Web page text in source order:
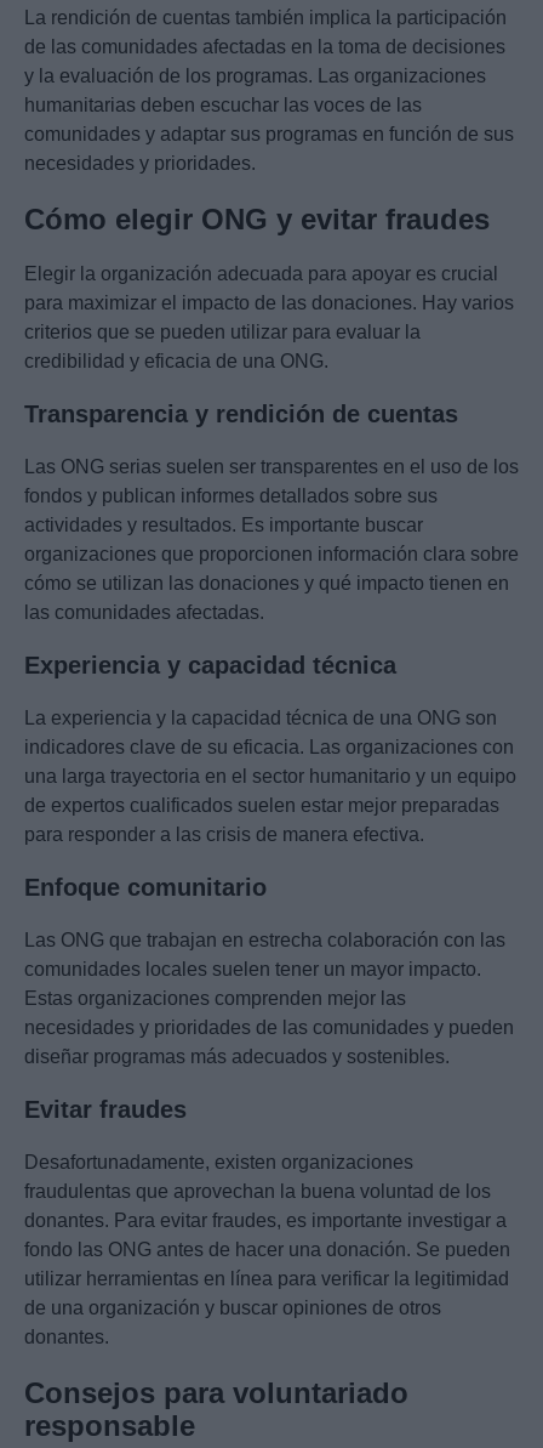
La rendición de cuentas también implica la participación
de las comunidades afectadas en la toma de decisiones
y la evaluación de los programas. Las organizaciones
humanitarias deben escuchar las voces de las
comunidades y adaptar sus programas en función de sus
necesidades y prioridades.
Cómo elegir ONG y evitar fraudes
Elegir la organización adecuada para apoyar es crucial
para maximizar el impacto de las donaciones. Hay varios
criterios que se pueden utilizar para evaluar la
credibilidad y eficacia de una ONG.
Transparencia y rendición de cuentas
Las ONG serias suelen ser transparentes en el uso de los
fondos y publican informes detallados sobre sus
actividades y resultados. Es importante buscar
organizaciones que proporcionen información clara sobre
cómo se utilizan las donaciones y qué impacto tienen en
las comunidades afectadas.
Experiencia y capacidad técnica
La experiencia y la capacidad técnica de una ONG son
indicadores clave de su eficacia. Las organizaciones con
una larga trayectoria en el sector humanitario y un equipo
de expertos cualificados suelen estar mejor preparadas
para responder a las crisis de manera efectiva.
Enfoque comunitario
Las ONG que trabajan en estrecha colaboración con las
comunidades locales suelen tener un mayor impacto.
Estas organizaciones comprenden mejor las
necesidades y prioridades de las comunidades y pueden
diseñar programas más adecuados y sostenibles.
Evitar fraudes
Desafortunadamente, existen organizaciones
fraudulentas que aprovechan la buena voluntad de los
donantes. Para evitar fraudes, es importante investigar a
fondo las ONG antes de hacer una donación. Se pueden
utilizar herramientas en línea para verificar la legitimidad
de una organización y buscar opiniones de otros
donantes.
Consejos para voluntariado
responsable